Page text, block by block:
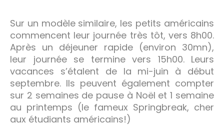
Sur un modèle similaire, les petits américains
commencent leur journée très tôt, vers 8h00.
Après un déjeuner rapide (environ 30mn),
leur journée se termine vers 15h00. Leurs
vacances s’étalent de la mi-juin à début
septembre. Ils peuvent également compter
sur 2 semaines de pause à Noël et 1 semaine
au printemps (le fameux Springbreak, cher
aux étudiants américains!)